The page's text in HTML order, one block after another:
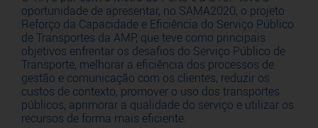
oportunidade de apresentar, no SAMA2020, o projeto
Reforço da Capacidade e Eficiência do Serviço Público
de Transportes da AMP, que teve como principais
objetivos enfrentar os desafios do Serviço Público de
Transporte, melhorar a eficiência dos processos de
gestão e comunicação com os clientes, reduzir os
custos de contexto, promover o uso dos transportes
públicos, aprimorar a qualidade do serviço e utilizar os
recursos de forma mais eficiente.